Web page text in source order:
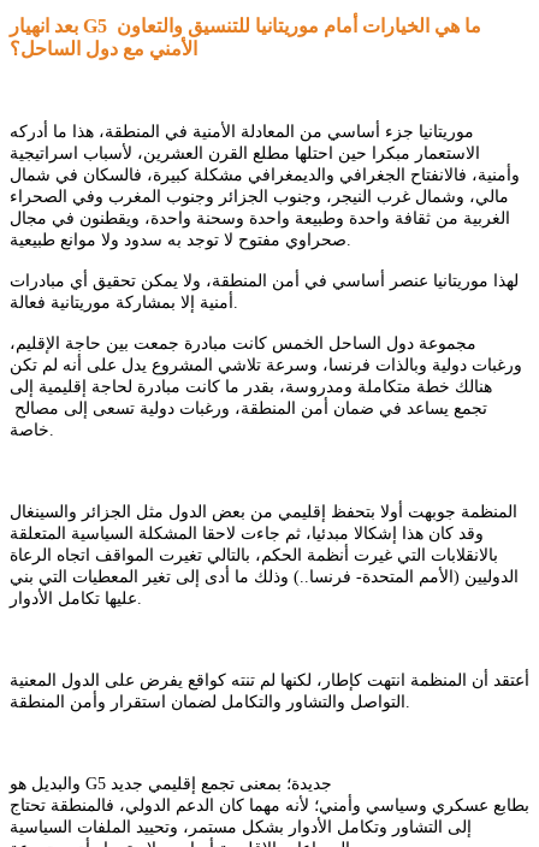
بعد انهيار G5 ما هي الخيارات أمام موريتانيا للتنسيق والتعاون
الأمني مع دول الساحل؟
موريتانيا جزء أساسي من المعادلة الأمنية في المنطقة، هذا ما أدركه
الاستعمار مبكرا حين احتلها مطلع القرن العشرين، لأسباب اسراتيجية
وأمنية، فالانفتاح الجغرافي والديمغرافي مشكلة كبيرة، فالسكان في شمال
مالي، وشمال غرب النيجر، وجنوب الجزائر وجنوب المغرب وفي الصحراء
الغربية من ثقافة واحدة وطبيعة واحدة وسحنة واحدة، ويقطنون في مجال
لهذا موريتانيا عنصر أساسي في أمن المنطقة، ولا يمكن تحقيق أي مبادرات
مجموعة دول الساحل الخمس كانت مبادرة جمعت بين حاجة الإقليم،
ورغبات دولية وبالذات فرنسا، وسرعة تلاشي المشروع يدل على أنه لم تكن
هنالك خطة متكاملة ومدروسة، بقدر ما كانت مبادرة لحاجة إقليمية إلى
تجمع يساعد في ضمان أمن المنطقة، ورغبات دولية تسعى إلى مصالح
المنظمة جوبهت أولا بتحفظ إقليمي من بعض الدول مثل الجزائر والسينغال
وقد كان هذا إشكالا مبدئيا، ثم جاءت لاحقا المشكلة السياسية المتعلقة
بالانقلابات التي غيرت أنظمة الحكم، بالتالي تغيرت المواقف اتجاه الرعاة
الدوليين (الأمم المتحدة- فرنسا..) وذلك ما أدى إلى تغير المعطيات التي بني
أعتقد أن المنظمة انتهت كإطار، لكنها لم تنته كواقع يفرض على الدول المعنية
والبديل هو G5 جديدة؛ بمعنى تجمع إقليمي جديد
بطابع عسكري وسياسي وأمني؛ لأنه مهما كان الدعم الدولي، فالمنطقة تحتاج
إلى التشاور وتكامل الأدوار بشكل مستمر، وتحييد الملفات السياسية